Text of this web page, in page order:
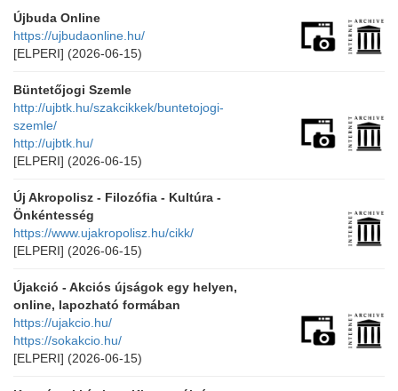
Újbuda Online
https://ujbudaonline.hu/
[ELPERI] (2026-06-15)
Büntetőjogi Szemle
http://ujbtk.hu/szakcikkek/buntetojogi-
szemle/
http://ujbtk.hu/
[ELPERI] (2026-06-15)
Új Akropolisz - Filozófia - Kultúra -
Önkéntesség
https://www.ujakropolisz.hu/cikk/
[ELPERI] (2026-06-15)
Újakció - Akciós újságok egy helyen,
online, lapozható formában
https://ujakcio.hu/
https://sokakcio.hu/
[ELPERI] (2026-06-15)